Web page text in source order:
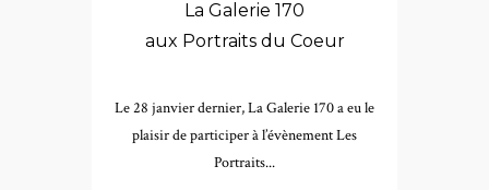
La Galerie 170
aux Portraits du Coeur
Le 28 janvier dernier, La Galerie 170 a eu le
plaisir de participer à l’évènement Les
Portraits...